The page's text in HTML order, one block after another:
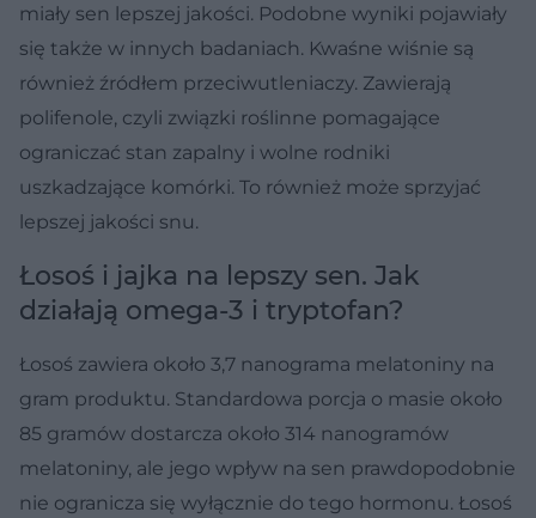
miały sen lepszej jakości. Podobne wyniki pojawiały
się także w innych badaniach. Kwaśne wiśnie są
również źródłem przeciwutleniaczy. Zawierają
polifenole, czyli związki roślinne pomagające
ograniczać stan zapalny i wolne rodniki
uszkadzające komórki. To również może sprzyjać
lepszej jakości snu.
Łosoś i jajka na lepszy sen. Jak
działają omega-3 i tryptofan?
Łosoś zawiera około 3,7 nanograma melatoniny na
gram produktu. Standardowa porcja o masie około
85 gramów dostarcza około 314 nanogramów
melatoniny, ale jego wpływ na sen prawdopodobnie
nie ogranicza się wyłącznie do tego hormonu. Łosoś